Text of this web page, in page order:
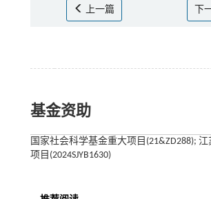
上一篇 下
基金资助
国家社会科学基金重大项目(21&ZD288);
项目(2024SJYB1630)